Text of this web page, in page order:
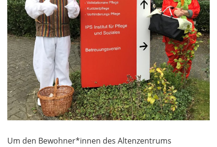
Um den Bewohner*innen des Altenzentrums